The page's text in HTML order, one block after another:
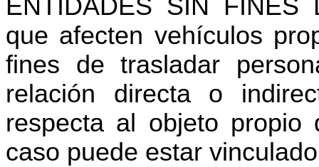
ENTIDADES SIN FINES
que afecten vehículos
fines de trasladar
relación directa o
respecta al objeto
caso puede estar